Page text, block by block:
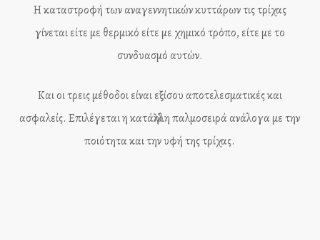
Η καταστροφή των αναγεννητικών κυττάρων τις τρίχας
γίνεται είτε με θερμικό είτε με χημικό τρόπο, είτε με το
συνδυασμό αυτών.
Και οι τρεις μέθοδοι είναι εξίσου αποτελεσματικές και
ασφαλείς. Επιλέγεται η κατάλληλη παλμοσειρά ανάλογα με την
ποιότητα και την υφή της τρίχας.